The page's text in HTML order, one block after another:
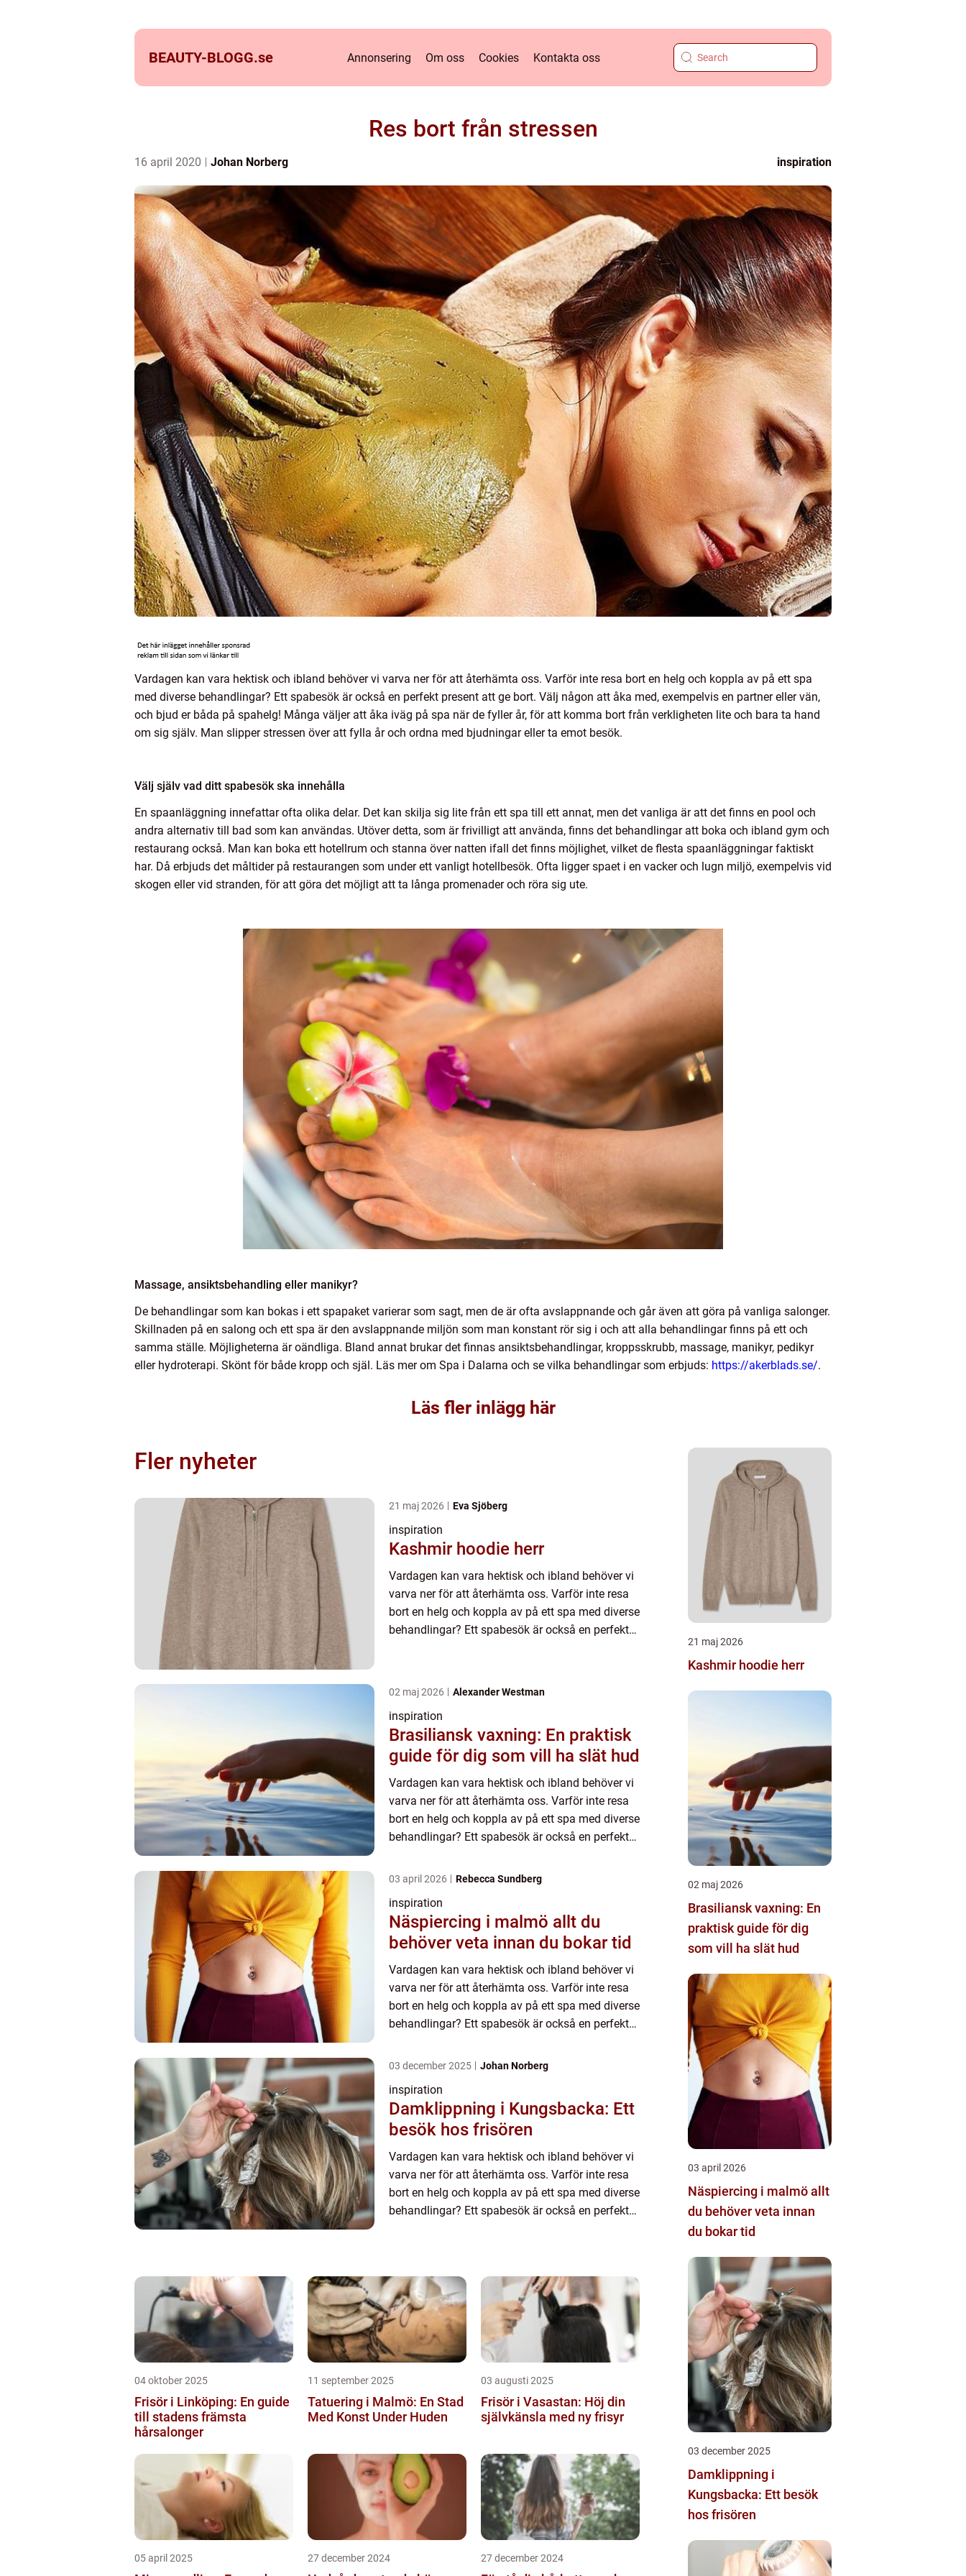
BEAUTY-BLOGG.se Annonsering Om oss Cookies Kontakta oss
Res bort från stressen
16 april 2020 Johan Norberg inspiration
Vardagen kan vara hektisk och ibland behöver vi varva ner för att återhämta oss. Varför inte resa bort en helg och koppla av på ett spa
med diverse behandlingar? Ett spabesök är också en perfekt present att ge bort. Välj någon att åka med, exempelvis en partner eller vän,
och bjud er båda på spahelg! Många väljer att åka iväg på spa när de fyller år, för att komma bort från verkligheten lite och bara ta hand
om sig själv. Man slipper stressen över att fylla år och ordna med bjudningar eller ta emot besök.
Välj själv vad ditt spabesök ska innehålla
En spaanläggning innefattar ofta olika delar. Det kan skilja sig lite från ett spa till ett annat, men det vanliga är att det finns en pool och
andra alternativ till bad som kan användas. Utöver detta, som är frivilligt att använda, finns det behandlingar att boka och ibland gym och
restaurang också. Man kan boka ett hotellrum och stanna över natten ifall det finns möjlighet, vilket de flesta spaanläggningar faktiskt
har. Då erbjuds det måltider på restaurangen som under ett vanligt hotellbesök. Ofta ligger spaet i en vacker och lugn miljö, exempelvis vid
skogen eller vid stranden, för att göra det möjligt att ta långa promenader och röra sig ute.
Massage, ansiktsbehandling eller manikyr?
De behandlingar som kan bokas i ett spapaket varierar som sagt, men de är ofta avslappnande och går även att göra på vanliga salonger.
Skillnaden på en salong och ett spa är den avslappnande miljön som man konstant rör sig i och att alla behandlingar finns på ett och
samma ställe. Möjligheterna är oändliga. Bland annat brukar det finnas ansiktsbehandlingar, kroppsskrubb, massage, manikyr, pedikyr
eller hydroterapi. Skönt för både kropp och själ. Läs mer om Spa i Dalarna och se vilka behandlingar som erbjuds: https://akerblads.se/.
Läs fler inlägg här
Fler nyheter
21 maj 2026 Eva Sjöberg
inspiration
Kashmir hoodie herr
Vardagen kan vara hektisk och ibland behöver vi
varva ner för att återhämta oss. Varför inte resa
bort en helg och koppla av på ett spa med diverse
behandlingar? Ett spabesök är också en perfekt
02 maj 2026 Alexander Westman
inspiration
Brasiliansk vaxning: En praktisk
guide för dig som vill ha slät hud
Vardagen kan vara hektisk och ibland behöver vi
varva ner för att återhämta oss. Varför inte resa
bort en helg och koppla av på ett spa med diverse
behandlingar? Ett spabesök är också en perfekt
03 april 2026 Rebecca Sundberg
inspiration
Näspiercing i malmö allt du
behöver veta innan du bokar tid
Vardagen kan vara hektisk och ibland behöver vi
varva ner för att återhämta oss. Varför inte resa
bort en helg och koppla av på ett spa med diverse
behandlingar? Ett spabesök är också en perfekt
03 december 2025 Johan Norberg
inspiration
Damklippning i Kungsbacka: Ett
besök hos frisören
Vardagen kan vara hektisk och ibland behöver vi
varva ner för att återhämta oss. Varför inte resa
bort en helg och koppla av på ett spa med diverse
behandlingar? Ett spabesök är också en perfekt
04 oktober 2025
Frisör i Linköping: En guide
till stadens främsta
hårsalonger
11 september 2025
Tatuering i Malmö: En Stad
Med Konst Under Huden
03 augusti 2025
Frisör i Vasastan: Höj din
självkänsla med ny frisyr
05 april 2025 27 december 2024 27 december 2024
21 maj 2026
Kashmir hoodie herr
02 maj 2026
Brasiliansk vaxning: En
praktisk guide för dig
som vill ha slät hud
03 april 2026
Näspiercing i malmö allt
du behöver veta innan
du bokar tid
03 december 2025
Damklippning i
Kungsbacka: Ett besök
hos frisören